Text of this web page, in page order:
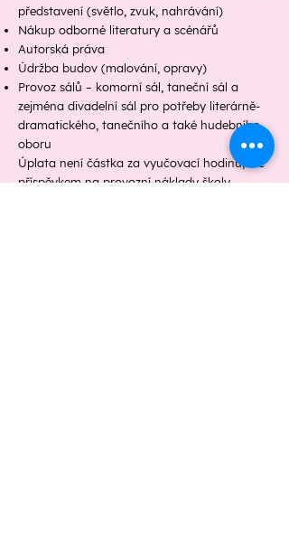
představení (světlo, zvuk, nahrávání)
Nákup odborné literatury a scénářů
Autorská práva
Údržba budov (malování, opravy)
Provoz sálů – komorní sál, taneční sál a
zejména divadelní sál pro potřeby literárně-
dramatického, tanečního a také hudebního
oboru
Úplata není částka za vyučovací hodinu, ale
příspěvkem na provozní náklady školy.